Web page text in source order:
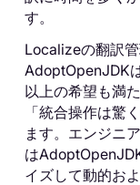
す。
Localizeの翻訳管
AdoptOpenJDK
以上の希望も満
「統合操作は驚
ます。エンジニ
は
イズして動的お